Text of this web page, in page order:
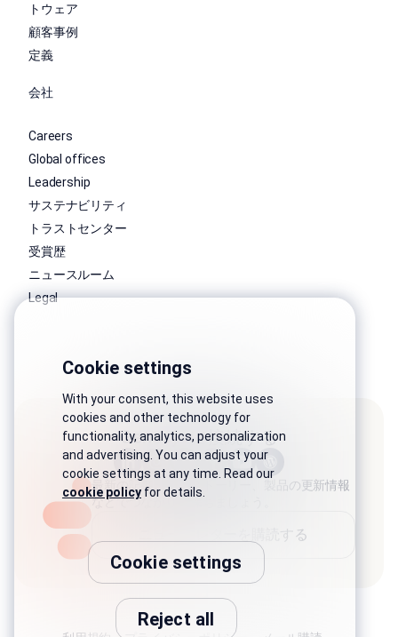
トウェア
顧客事例
定義
会社
Careers
Global offices
Leadership
サステナビリティ
トラストセンター
受賞歴
ニュースルーム
Legal
Genesysに接続する
最新の記事、業界ストーリー、製品の更新情報
などでつながりを保ちましょう。
ニュースレターを購読する
Cookie settings
With your consent, this website uses
cookies and other technology for
functionality, analytics, personalization
and advertising. You can adjust your
cookie settings at any time. Read our
cookie policy for details.
Cookie settings
Reject all